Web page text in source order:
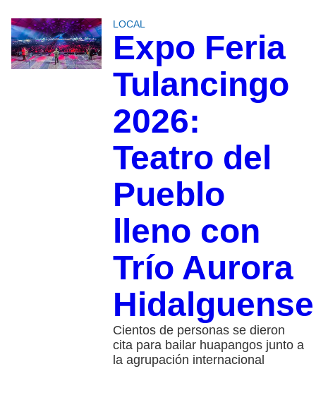
LOCAL
Expo Feria
Tulancingo
2026:
Teatro del
Pueblo
lleno con
Trío Aurora
Hidalguense
Cientos de personas se dieron
cita para bailar huapangos junto a
la agrupación internacional